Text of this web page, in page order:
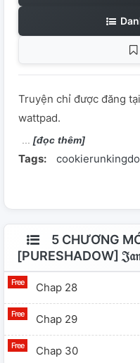
Truyện chỉ được đăng
wattpad.
[đọc thêm]
Tags:
5 CHƯƠNG
[PURESHADOW]
Chap 28
Chap 29
Chap 30